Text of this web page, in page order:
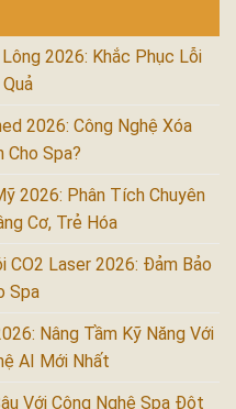
2026: Khắc Phục Lỗi
2026: Công Nghệ Xóa
Cho Spa?
2026: Phân Tích Chuyên
Cơ, Trẻ Hóa
CO2 Laser 2026: Đảm Bảo
Spa
Nâng Tầm Kỹ Năng Với
AI Mới Nhất
Với Công Nghệ Spa Đột